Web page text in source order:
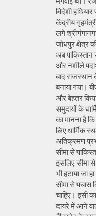
विदेशी
केंद्रीय
लगे
जोधपुर क्षेत्र
अब पाकिस्तान
और नशीले
बाद राजस्थान
बनाया गया।
और बेहतर
समुदायों के
का मानना है
लिए धार्मिक
अतिक्रमण
सीमा से
इसलिए सीमा से
भी हटाया जा
सीमा से पचास
चाहिए। इसी
दायरे में आने